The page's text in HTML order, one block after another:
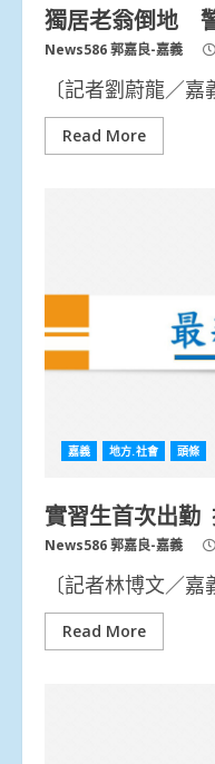
獨居老翁倒地
News586 郭嘉良-嘉義
〔記者劉蔚龍／
Read More
嘉義 地方.社會 頭條
實習生首次出勤
News586 郭嘉良-嘉義
〔記者林博文／
Read More